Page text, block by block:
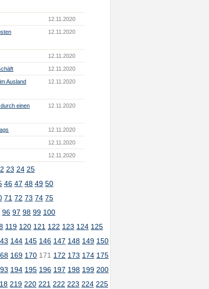
12.11.2020
12.11.2020
12.11.2020
12.11.2020
Ausland
12.11.2020
einen
12.11.2020
12.11.2020
12.11.2020
12.11.2020
23 24 25
46 47 48 49 50
71 72 73 74 75
96 97 98 99 100
119 120 121 122 123 124 125
144 145 146 147 148 149 150
169 170 171 172 173 174 175
194 195 196 197 198 199 200
219 220 221 222 223 224 225